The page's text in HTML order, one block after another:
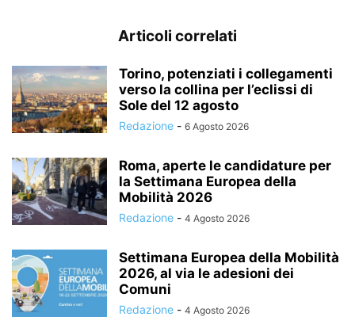
Articoli correlati
Torino, potenziati i collegamenti
verso la collina per l’eclissi di
Sole del 12 agosto
Redazione - 6 Agosto 2026
Roma, aperte le candidature per
la Settimana Europea della
Mobilità 2026
Redazione - 4 Agosto 2026
Settimana Europea della Mobilità
2026, al via le adesioni dei
Comuni
Redazione - 4 Agosto 2026